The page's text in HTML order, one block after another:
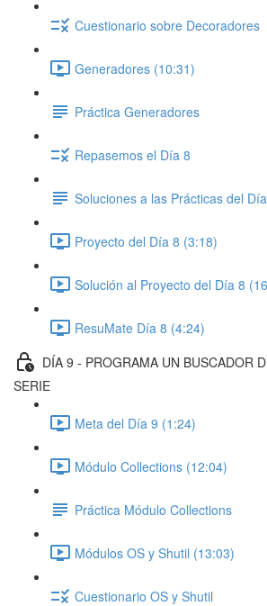
Cuestionario sobre Decoradores
Generadores (10:31)
Práctica Generadores
Repasemos el Día 8
Soluciones a las Prácticas del
Proyecto del Día 8 (3:18)
Solución al Proyecto del Día 8
ResuMate Día 8 (4:24)
DÍA 9 - PROGRAMA UN BUSCADOR
SERIE
Meta del Día 9 (1:24)
Módulo Collections (12:04)
Práctica Módulo Collections
Módulos OS y Shutil (13:03)
Cuestionario OS y Shutil